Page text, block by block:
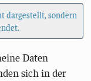
dargestellt, sondern
Daten
sich in der